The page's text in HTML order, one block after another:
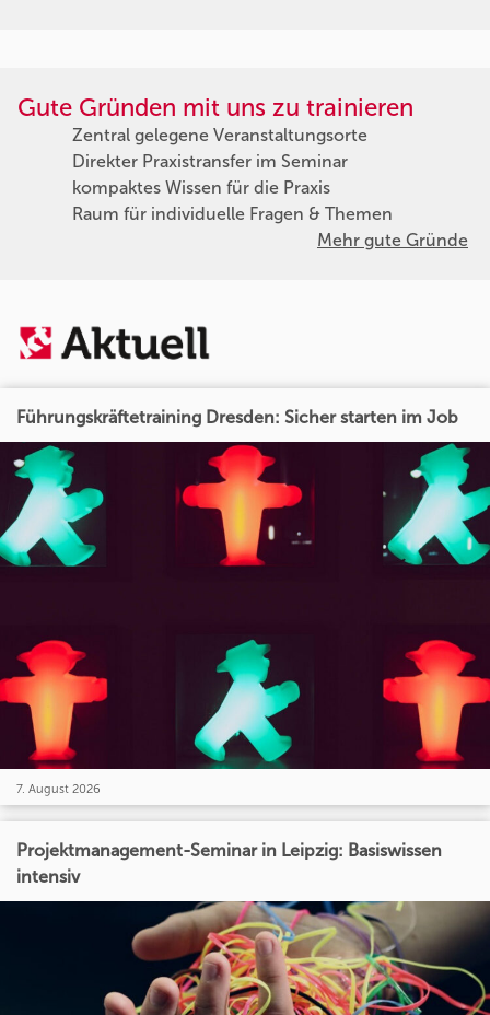
Gute Gründen mit uns zu trainieren
Zentral gelegene Veranstaltungsorte
Direkter Praxistransfer im Seminar
kompaktes Wissen für die Praxis
Raum für individuelle Fragen & Themen
Mehr gute Gründe
Führungskräftetraining Dresden: Sicher starten im Job
7. August 2026
Projektmanagement-Seminar in Leipzig: Basiswissen
intensiv